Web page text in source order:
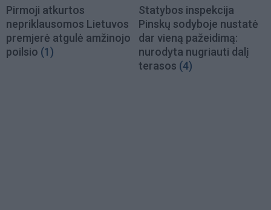
Pirmoji atkurtos
nepriklausomos Lietuvos
premjerė atgulė amžinojo
poilsio (1)
Statybos inspekcija
Pinskų sodyboje nustatė
dar vieną pažeidimą:
nurodyta nugriauti dalį
terasos (4)